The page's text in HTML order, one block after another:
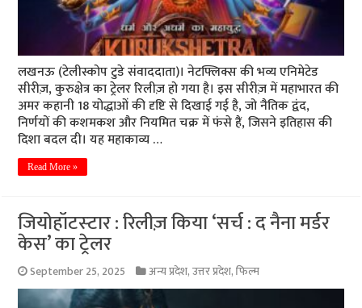
लखनऊ (टेलीस्कोप टुडे संवाददाता)। नेटफ्लिक्स की भव्य एनिमेटेड
सीरीज़, कुरुक्षेत्र का ट्रेलर रिलीज़ हो गया है। इस सीरीज़ में महाभारत की
अमर कहानी 18 योद्धाओं की दृष्टि से दिखाई गई है, जो नैतिक द्वंद,
निर्णयों की कशमकश और नियमित चक्र में फंसे हैं, जिसने इतिहास की
दिशा बदल दी। यह महाकाव्य …
Read More »
जियोहॉटस्‍टार : रिलीज़ किया ‘सर्च : द नैना मर्डर
केस’ का ट्रेलर
September 25, 2025 अन्य प्रदेश,उत्तर प्रदेश,फिल्म